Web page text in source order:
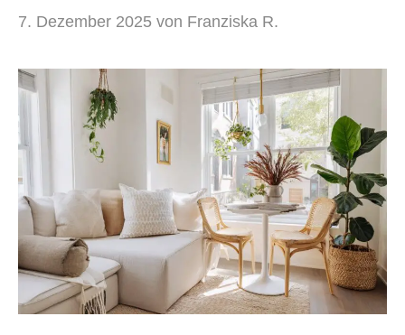
7. Dezember 2025 von Franziska R.